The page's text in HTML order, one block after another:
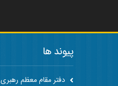
پیوند ها
دفتر مقام معظم رهبری